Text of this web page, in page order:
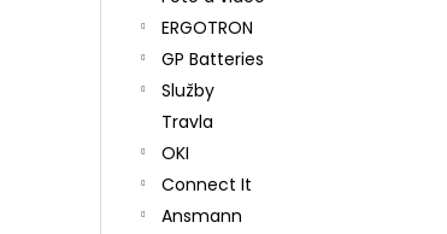
ERGOTRON
GP Batteries
Služby
Travla
OKI
Connect It
Ansmann